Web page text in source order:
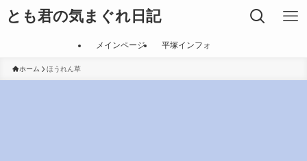
とも君の気まぐれ日記
メインページ 平塚インフォ
ホーム ほうれん草